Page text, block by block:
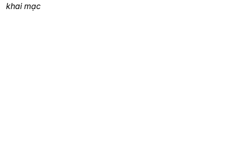
khai mạc